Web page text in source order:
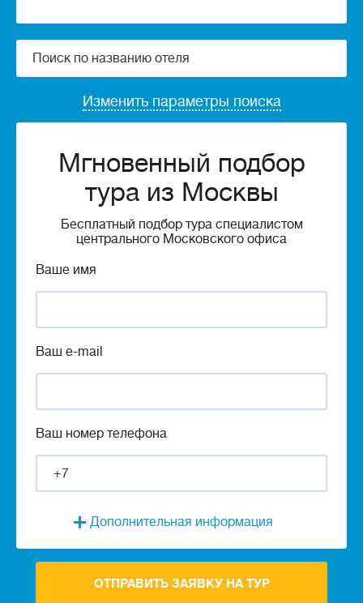
Изменить параметры поиска
Мгновенный подбор
тура из Москвы
Бесплатный подбор тура специалистом
центрального Московского офиса
Ваше имя
Ваш e-mail
Ваш номер телефона
Дополнительная информация
ОТПРАВИТЬ ЗАЯВКУ НА ТУР